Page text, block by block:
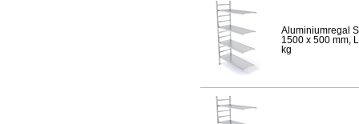
Aluminiumregal
1500 x 500 mm,
kg